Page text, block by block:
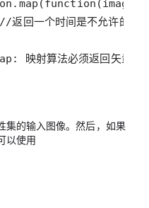
集的输入图像。然后，如果
以使用